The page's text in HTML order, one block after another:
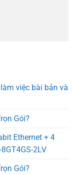
việc bài bản và
Gói?
Ethernet + 4
2LV
Gói?